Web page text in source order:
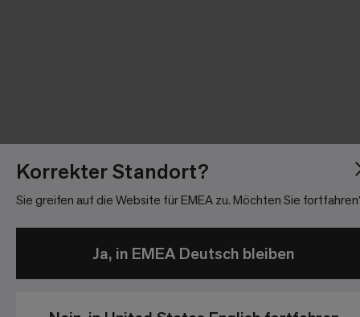
Korrekter Standort?
Sie greifen auf die Website für EMEA zu. Möchten Sie
Ja, in EMEA Deutsch bleiben